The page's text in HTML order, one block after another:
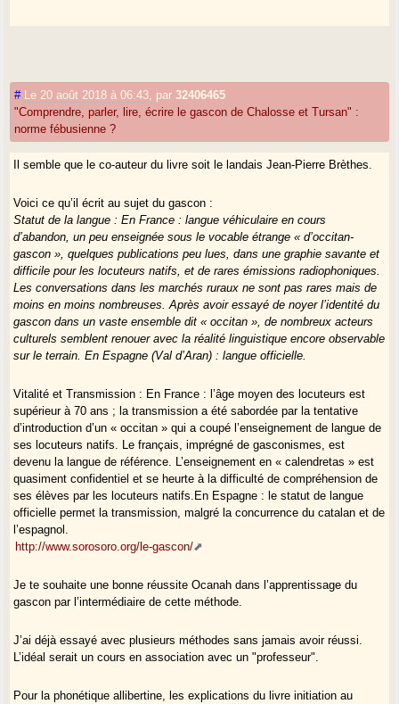
# Le 20 août 2018 à 06:43 par32406465
"Comprendre, parler, lire, écrire le gascon de Chalosse et Tursan" :
norme fébusienne ?
Il semble que le co-auteur du livre soit le landais Jean-Pierre Brèthes.
Voici ce qu’il écrit au sujet du gascon :
Statut de la langue : En France : langue véhiculaire en cours
d’abandon, un peu enseignée sous le vocable étrange « d’occitan-
gascon », quelques publications peu lues, dans une graphie savante et
difficile pour les locuteurs natifs, et de rares émissions radiophoniques.
Les conversations dans les marchés ruraux ne sont pas rares mais de
moins en moins nombreuses. Après avoir essayé de noyer l’identité du
gascon dans un vaste ensemble dit « occitan », de nombreux acteurs
culturels semblent renouer avec la réalité linguistique encore observable
sur le terrain. En Espagne (Val d’Aran) : langue officielle.
Vitalité et Transmission : En France : l’âge moyen des locuteurs est
supérieur à 70 ans ; la transmission a été sabordée par la tentative
d’introduction d’un « occitan » qui a coupé l’enseignement de langue de
ses locuteurs natifs. Le français, imprégné de gasconismes, est
devenu la langue de référence. L’enseignement en « calendretas » est
quasiment confidentiel et se heurte à la difficulté de compréhension de
ses élèves par les locuteurs natifs.En Espagne : le statut de langue
officielle permet la transmission, malgré la concurrence du catalan et de
l’espagnol.
http://www.sorosoro.org/le-gascon/
Je te souhaite une bonne réussite Ocanah dans l’apprentissage du
gascon par l’intermédiaire de cette méthode.
J’ai déjà essayé avec plusieurs méthodes sans jamais avoir réussi.
L’idéal serait un cours en association avec un "professeur".
Pour la phonétique allibertine, les explications du livre initiation au